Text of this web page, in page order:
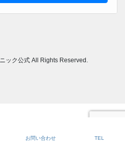
ック公式 All Rights Reserved.
お問い合わせ TEL